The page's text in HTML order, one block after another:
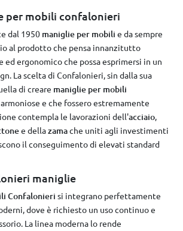
per mobili confalonieri
dal 1950 maniglie per mobili e da sempre
al prodotto che pensa innanzitutto
ergonomico che possa esprimersi in un
La scelta di Confalonieri, sin dalla sua
di creare maniglie per mobili
e che fossero estremamente
contempla le lavorazioni dell'acciaio,
e dellazamache uniti agli investimenti
il conseguimento di elevati standard
maniglie
Confalonieri si integrano perfettamente
dove è richiesto un uso continuo e
La linea moderna lo rende